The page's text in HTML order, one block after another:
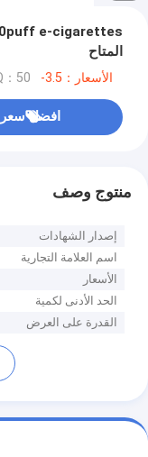
e-cigarettes
المتاح
الأسعار：3.5-3.2usd ：50
افضل سعر
منتوج وصف
إصدار الشهادات
اسم العلامة التجارية
الأسعار
الحد الأدنى لكمية
القدرة على العرض